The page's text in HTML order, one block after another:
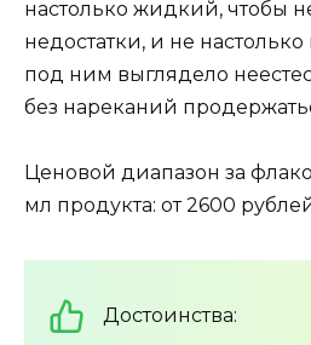
настолько жидкий, чтобы
недостатки, и не
под ним выглядело
без нареканий
Ценовой диапазон за
мл продукта: от 2600
Достоинства: